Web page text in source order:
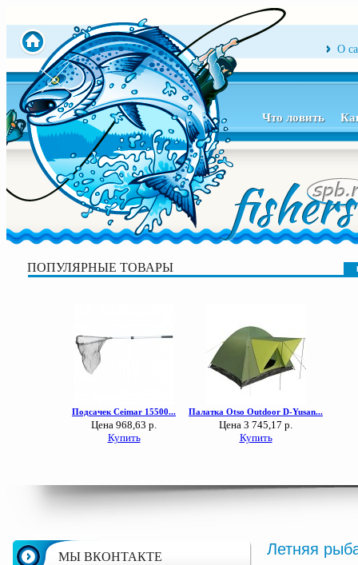
О
Что ловить
ПОПУЛЯРНЫЕ ТОВАРЫ
МЫ ВКОНТАКТЕ Летняя